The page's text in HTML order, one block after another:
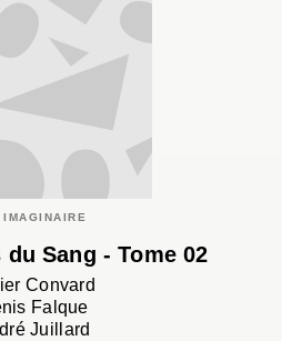
IMAGINAIRE
Sang - Tome 02
Convard
Falque
Juillard